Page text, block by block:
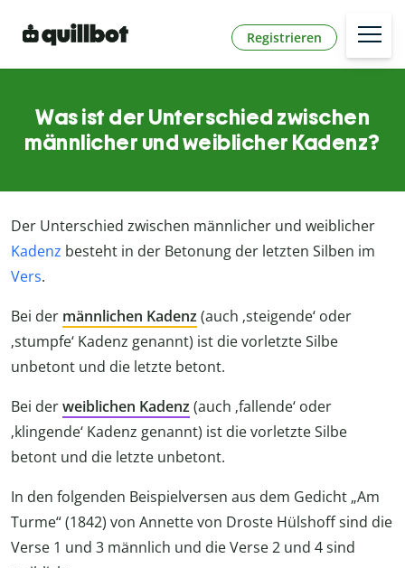
Registrieren
Was ist der Unterschied zwischen
männlicher und weiblicher Kadenz?
Der Unterschied zwischen männlicher und weiblicher
Kadenz besteht in der Betonung der letzten Silben im
Vers.
Bei der männlichen Kadenz(auch ‚steigende‘ oder
‚stumpfe‘ Kadenz genannt) ist die vorletzte Silbe
unbetont und die letzte betont.
Bei derweiblichen Kadenz(auch ‚fallende‘ oder
‚klingende‘ Kadenz genannt) ist die vorletzte Silbe
betont und die letzte unbetont.
In den folgenden Beispielversen aus dem Gedicht „Am
Turme“ (1842) von Annette von Droste Hülshoff sind die
Verse 1 und 3 männlich und die Verse 2 und 4 sind